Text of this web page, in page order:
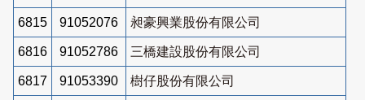
6815 91052076 昶豪興業股份有限公司
6816 91052786 三橋建設股份有限公司
6817 91053390 樹仔股份有限公司